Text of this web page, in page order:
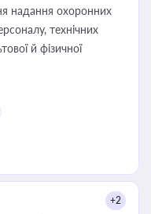
надання охоронних
технічних
й фізичної
+2